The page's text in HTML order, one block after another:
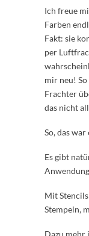
Ich freue
Farben
Fakt: sie
per
mir neu!
Frachter
das nicht
So, das
Es gibt
Mit
Stempeln,
Dazu mehr